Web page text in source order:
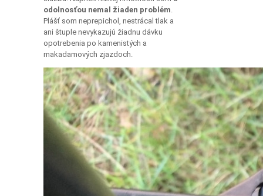
odolnosťou nemal žiaden problém.
Plášť som neprepichol, nestrácal tlak a
ani štuple nevykazujú žiadnu dávku
opotrebenia po kamenistých a
makadamových zjazdoch.